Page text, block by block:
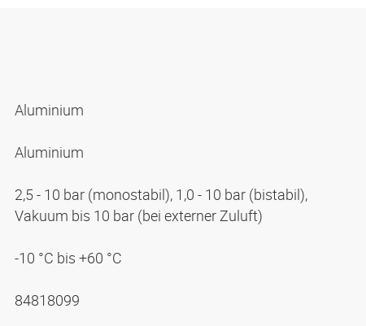
Aluminium
Aluminium
2,5 - 10 bar (monostabil), 1,0 - 10 bar (bistabil),
Vakuum bis 10 bar (bei externer Zuluft)
-10 °C bis +60 °C
84818099